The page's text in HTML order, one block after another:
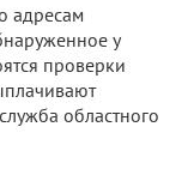
адресам
у
проверки
областного